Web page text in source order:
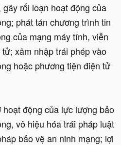
rối loạn hoạt động của
phát tán chương trình tin
của mạng máy tính, viễn
xâm nhập trái phép vào
hoặc phương tiện điện tử
động của lực lượng bảo
vô hiệu hóa trái pháp luật
bảo vệ an ninh mạng; lợi